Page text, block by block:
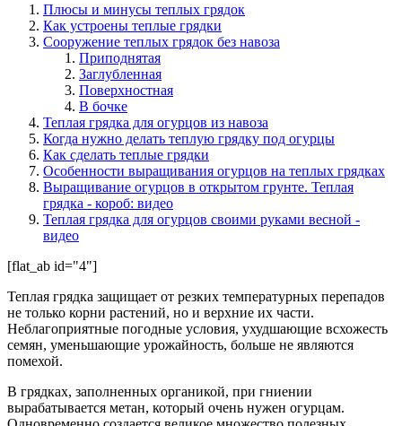
Плюсы и минусы теплых грядок
Как устроены теплые грядки
Сооружение теплых грядок без навоза
Приподнятая
Заглубленная
Поверхностная
В бочке
Теплая грядка для огурцов из навоза
Когда нужно делать теплую грядку под огурцы
Как сделать теплые грядки
Особенности выращивания огурцов на теплых грядках
Выращивание огурцов в открытом грунте. Теплая
грядка - короб: видео
Теплая грядка для огурцов своими руками весной -
видео
[flat_ab id="4"]
Теплая грядка защищает от резких температурных перепадов
не только корни растений, но и верхние их части.
Неблагоприятные погодные условия, ухудшающие всхожесть
семян, уменьшающие урожайность, больше не являются
помехой.
В грядках, заполненных органикой, при гниении
вырабатывается метан, который очень нужен огурцам.